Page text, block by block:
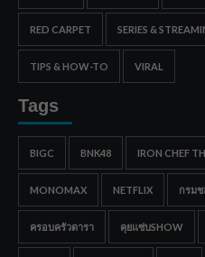
RED CARPET SERIES &
TIPS & HOW-TO VIRAL
Tags
BIGC BNK48 IRON CHEF
MONOMAX NETFLIX กรม
ครอบครัวดารา คุยแซ่บSHOW